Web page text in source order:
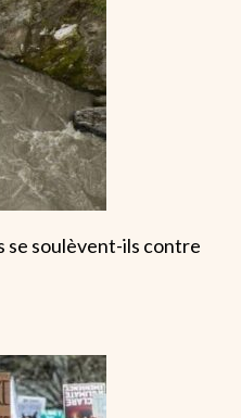
se soulèvent-ils contre